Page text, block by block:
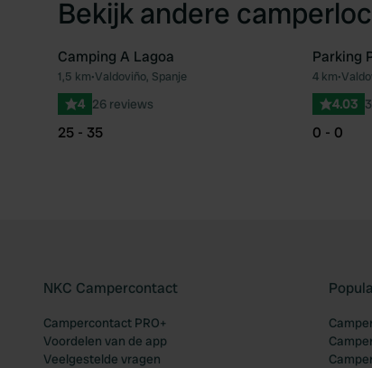
Bekijk andere
Favoriet
Camping A Lagoa
1,5 km•Valdoviño, Spanje
4 26 reviews
25 - 35
Parking
4 km•
4.03
0 - 0
NKC Campercontact
Campercontact PRO+
Voordelen van de app
Veelgestelde vragen